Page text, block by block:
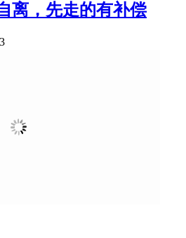
离，先走的有补偿